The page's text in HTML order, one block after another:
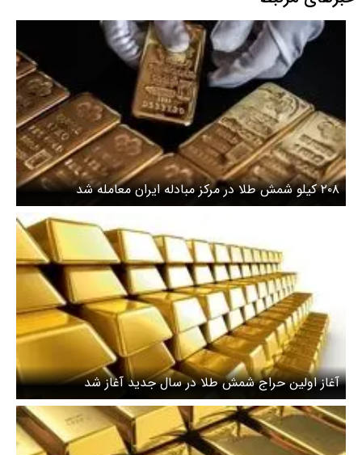
۲۰۸ کیلو شمش طلا در مرکز مبادله ایران معامله شد
آغاز اولین حراج شمش طلا در سال جدید آغاز شد